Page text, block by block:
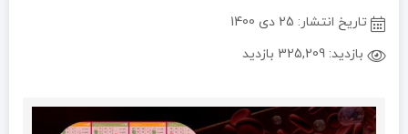
تاریخ انتشار: 25 دی 1400
بازدید: 325,209 بازدید